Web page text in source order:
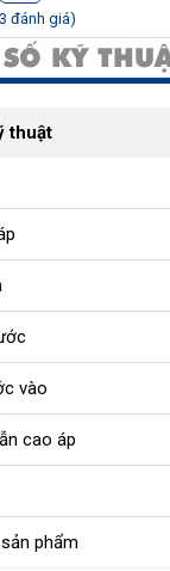
đánh giá)
KỸ
thuật
vào
cao áp
phẩm